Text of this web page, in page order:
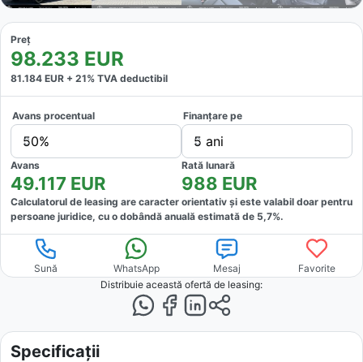
Preț
98.233 EUR
81.184 EUR + 21% TVA deductibil
Avans procentual
50%
Finanțare pe
5 ani
Avans
49.117 EUR
Rată lunară
988 EUR
Calculatorul de leasing are caracter orientativ și este valabil doar pentru
persoane juridice, cu o dobândă anuală estimată de 5,7%.
Sună WhatsApp Mesaj
Favorite
Distribuie această ofertă de leasing:
Specificații